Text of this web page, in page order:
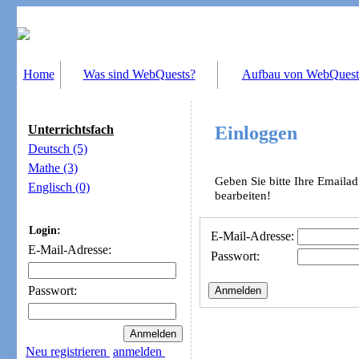
Home Was sind WebQuests? Aufbau von
Unterrichtsfach
Deutsch (5)
Mathe (3)
Englisch (0)
Login:
E-Mail-Adresse:
Passwort:
Neu registrieren anmelden
Einloggen
Geben Sie bitte Ihre
bearbeiten!
E-Mail-Adresse:
Passwort: